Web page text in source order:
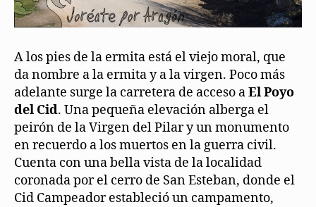
A los pies de la ermita está el viejo moral, que
da nombre a la ermita y a la virgen. Poco más
adelante surge la carretera de acceso aEl Poyo
del Cid. Una pequeña elevación alberga el
peirón de la Virgen del Pilar y un monumento
en recuerdo a los muertos en la guerra civil.
Cuenta con una bella vista de la localidad
coronada por el cerro de San Esteban, donde el
Cid Campeador estableció un campamento,